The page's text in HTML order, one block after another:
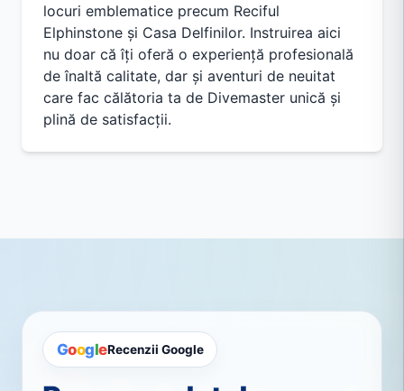
locuri emblematice precum Reciful
Elphinstone și Casa Delfinilor. Instruirea aici
nu doar că îți oferă o experiență profesională
de înaltă calitate, dar și aventuri de neuitat
care fac călătoria ta de Divemaster unică și
plină de satisfacții.
GoogleRecenzii Google